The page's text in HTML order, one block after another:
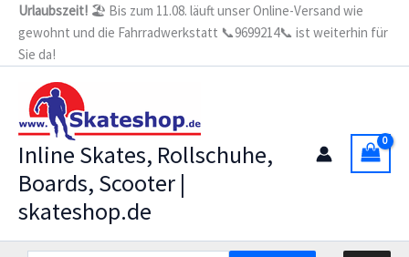
Zum
Inhalt
springen
Urlaubszeit! 🏖️ Bis zum 11.08. läuft unser Online-Versand wie
gewohnt und die Fahrradwerkstatt 📞9699214📞 ist weiterhin für
Sie da!
Inline Skates, Rollschuhe,
Boards, Scooter |
skateshop.de
Plates
regular
LONG
BLUE
ANGELS
3/8"
Menge